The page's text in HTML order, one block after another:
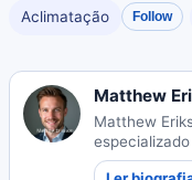
Aclimatação Follow
Matthew
Matthew
trabalho